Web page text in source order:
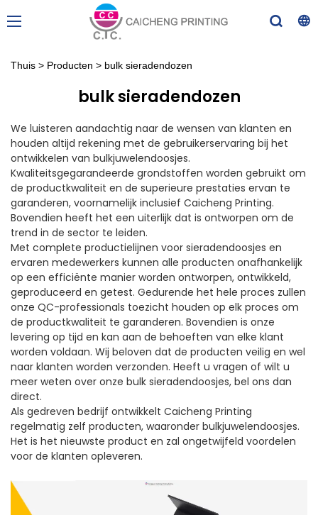
Thuis > Producten > bulk sieradendozen
bulk sieradendozen
We luisteren aandachtig naar de wensen van klanten en
houden altijd rekening met de gebruikerservaring bij het
ontwikkelen van bulkjuwelendoosjes.
Kwaliteitsgegarandeerde grondstoffen worden gebruikt om
de productkwaliteit en de superieure prestaties ervan te
garanderen, voornamelijk inclusief Caicheng Printing.
Bovendien heeft het een uiterlijk dat is ontworpen om de
trend in de sector te leiden.
Met complete productielijnen voor sieradendoosjes en
ervaren medewerkers kunnen alle producten onafhankelijk
op een efficiënte manier worden ontworpen, ontwikkeld,
geproduceerd en getest. Gedurende het hele proces zullen
onze QC-professionals toezicht houden op elk proces om
de productkwaliteit te garanderen. Bovendien is onze
levering op tijd en kan aan de behoeften van elke klant
worden voldaan. Wij beloven dat de producten veilig en wel
naar klanten worden verzonden. Heeft u vragen of wilt u
meer weten over onze bulk sieradendoosjes, bel ons dan
direct.
Als gedreven bedrijf ontwikkelt Caicheng Printing
regelmatig zelf producten, waaronder bulkjuwelendoosjes.
Het is het nieuwste product en zal ongetwijfeld voordelen
voor de klanten opleveren.